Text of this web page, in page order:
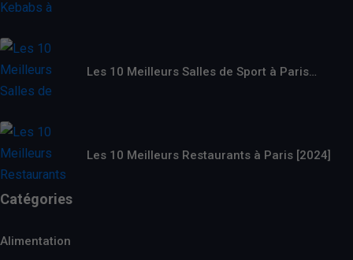
Les 10 Meilleurs Salles de Sport à Paris…
Les 10 Meilleurs Restaurants à Paris [2024]
Catégories
Alimentation